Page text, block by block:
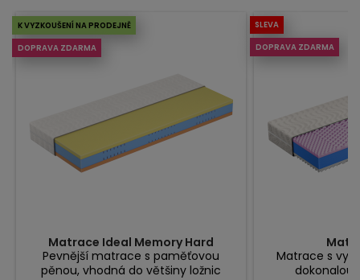
K VYZKOUŠENÍ NA PRODEJNĚ
DOPRAVA ZDARMA
Matrace Ideal Memory Hard
Pevnější matrace s paměťovou
pěnou, vhodná do většiny ložnic
DOPRAVA ZDARMA
SLEVA
Matrace s
dokonalou